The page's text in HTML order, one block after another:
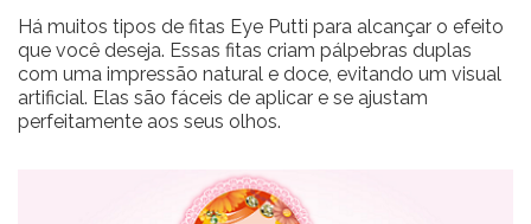
Há muitos tipos de fitas Eye Putti para alcançar o efeito
que você deseja. Essas fitas criam pálpebras duplas
com uma impressão natural e doce, evitando um visual
artificial. Elas são fáceis de aplicar e se ajustam
perfeitamente aos seus olhos.